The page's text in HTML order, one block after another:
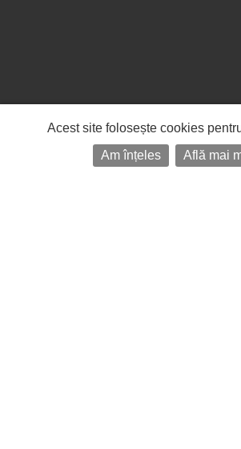
Acest site folosește cookies
Am înțeles
Află mai